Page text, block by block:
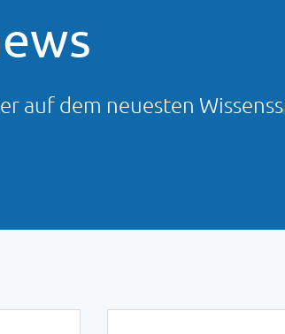
auf dem neuesten